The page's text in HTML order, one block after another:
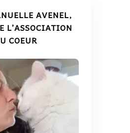
AVENEL,
L’ASSOCIATION
COEUR